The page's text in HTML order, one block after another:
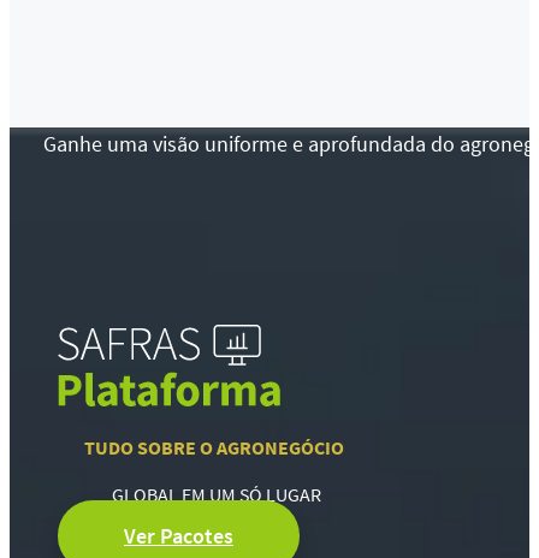
Ganhe uma visão uniforme e aprofundada do
TUDO SOBRE O AGRONEGÓCIO
GLOBAL EM UM SÓ LUGAR
Ver Pacotes